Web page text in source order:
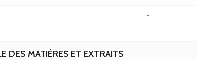
-
DES MATIÈRES ET EXTRAITS